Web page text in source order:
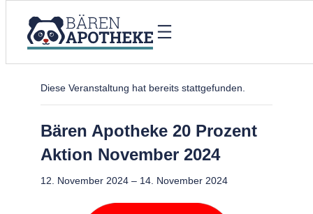
« Alle Veranstaltungen
Diese Veranstaltung hat bereits stattgefunden.
Bären Apotheke 20 Prozent
Aktion November 2024
12. November 2024 – 14. November 2024